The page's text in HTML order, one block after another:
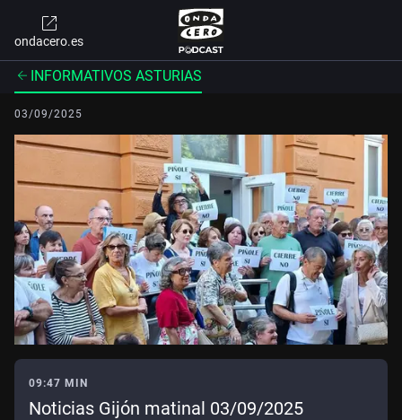
ondacero.es
INFORMATIVOS ASTURIAS
03/09/2025
09:47 MIN
Noticias Gijón matinal 03/09/2025